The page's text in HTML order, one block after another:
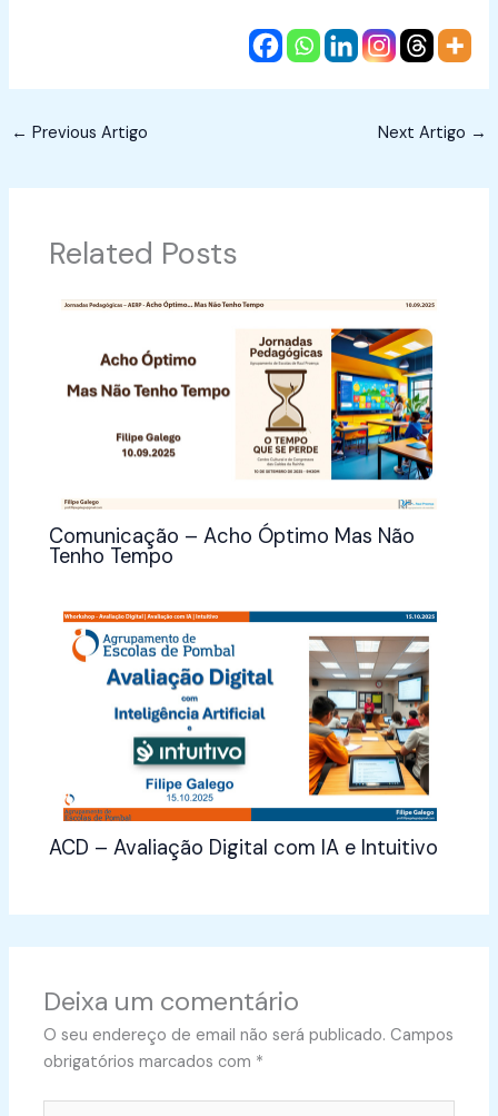
← Previous Artigo Next Artigo →
Related Posts
Comunicação – Acho Óptimo Mas Não
Tenho Tempo
ACD – Avaliação Digital com IA e Intuitivo
Deixa um comentário
O seu endereço de email não será publicado. Campos
obrigatórios marcados com *